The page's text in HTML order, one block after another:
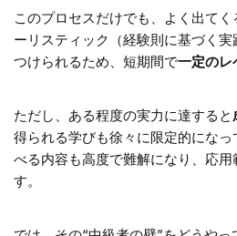
このプロセスだけでも、よく出て
ーリスティック（経験則に基づく
つけられるため、短期間で一定のレ
ただし、ある程度の実力に達すると
得られる学びも徐々に限定的にな
べる内容も高度で難解になり、応用
す。